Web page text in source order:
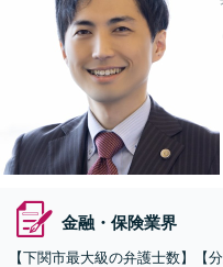
金融・保険業界
【下関市最大級の弁護士数】【